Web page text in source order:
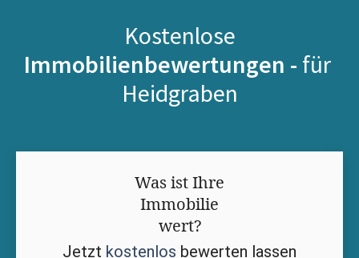
Kostenlose
Immobilienbewertungen - für
Heidgraben
Was ist Ihre
Immobilie
wert?
Jetzt kostenlos bewerten lassen